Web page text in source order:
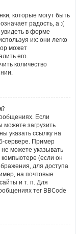
которые могут быть
радость, а :(
в форме
их: они легко
может
его.
количество
Если
загрузить
указать ссылку на
сервере. Пример
можете указывать
(если он
для доступа
на почтовые
и т. п. Для
тег BBCode